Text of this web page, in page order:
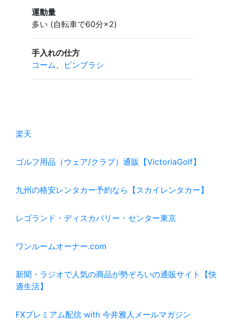
運動量
多い (自転車で60分×2)
手入れの仕方
コーム
ピンブラシ
楽天
ゴルフ用品（ウェア/クラブ）通販【VictoriaGolf】
九州の格安レンタカー予約なら【スカイレンタカー】
レゴランド・ディスカバリー・センター東京
ワンルームオーナー.com
新聞・ラジオで人気の商品が勢ぞろいの通販サイト【快
適生活】
FXプレミアム配信 with 今井雅人メールマガジン